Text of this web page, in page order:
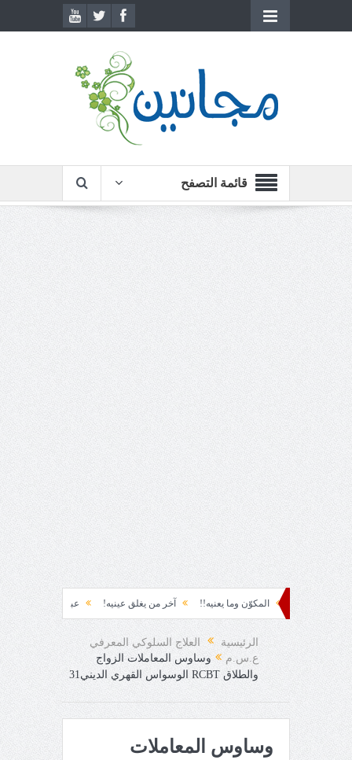
قائمة التصفح
المكوّن وما يعنيه!! آخر من يغلق عينيه! عباس محمود العقاد!!
الرئيسية
العلاج السلوكي المعرفي
ع.س.م
وساوس المعاملات الزواج
والطلاق RCBT الوسواس القهري الديني31
وساوس المعاملات